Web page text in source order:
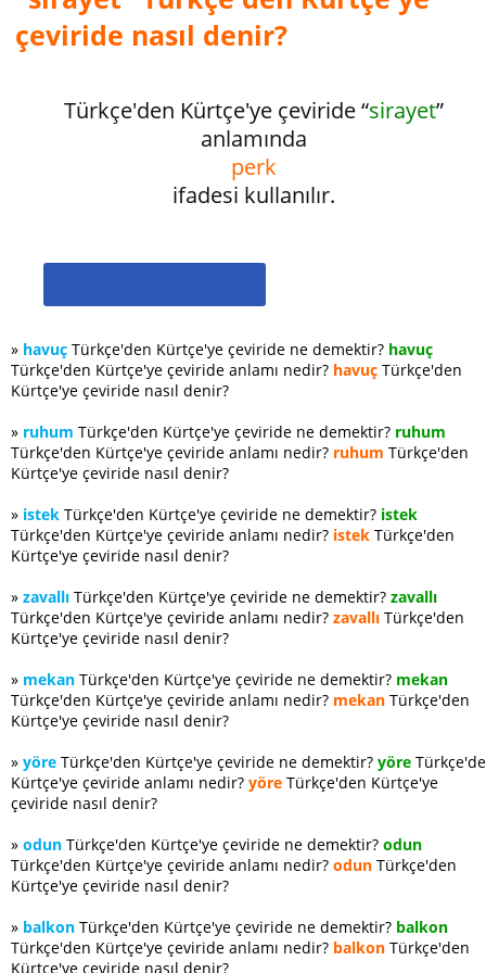
çeviride nasıl denir?
Türkçe'den Kürtçe'ye çeviride “sirayet”
anlamında
perk
ifadesi kullanılır.
» havuç Türkçe'den Kürtçe'ye çeviride ne demektir? havuç
Türkçe'den Kürtçe'ye çeviride anlamı nedir? havuç Türkçe'den
Kürtçe'ye çeviride nasıl denir?
» ruhum Türkçe'den Kürtçe'ye çeviride ne demektir? ruhum
Türkçe'den Kürtçe'ye çeviride anlamı nedir? ruhum Türkçe'den
Kürtçe'ye çeviride nasıl denir?
» istek Türkçe'den Kürtçe'ye çeviride ne demektir? istek
Türkçe'den Kürtçe'ye çeviride anlamı nedir? istek Türkçe'den
Kürtçe'ye çeviride nasıl denir?
» zavallı Türkçe'den Kürtçe'ye çeviride ne demektir? zavallı
Türkçe'den Kürtçe'ye çeviride anlamı nedir? zavallı Türkçe'den
Kürtçe'ye çeviride nasıl denir?
» mekan Türkçe'den Kürtçe'ye çeviride ne demektir? mekan
Türkçe'den Kürtçe'ye çeviride anlamı nedir? mekan Türkçe'den
Kürtçe'ye çeviride nasıl denir?
» yöre Türkçe'den Kürtçe'ye çeviride ne demektir? yöre
Kürtçe'ye çeviride anlamı nedir? yöre Türkçe'den Kürtçe'ye
çeviride nasıl denir?
» odun Türkçe'den Kürtçe'ye çeviride ne demektir? odun
Türkçe'den Kürtçe'ye çeviride anlamı nedir? odun Türkçe'den
Kürtçe'ye çeviride nasıl denir?
» balkon Türkçe'den Kürtçe'ye çeviride ne demektir? balkon
Türkçe'den Kürtçe'ye çeviride anlamı nedir? balkon Türkçe'den
Kürtçe'ye çeviride nasıl denir?